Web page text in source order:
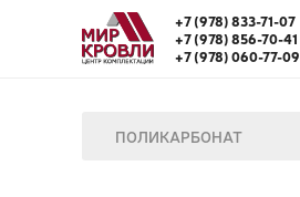
+7 (978) 833-71-07
+7 (978) 856-70-41
+7 (978) 060-77-09
ПОЛИКАРБОНАТ